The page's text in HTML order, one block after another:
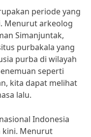
periode yang
Menurut arkeolog
Simanjuntak,
purbakala yang
purba di wilayah
seperti
kita dapat melihat
lalu.
Indonesia
kini. Menurut